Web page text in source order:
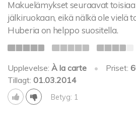
Makuelämykset seuraavat
jälkiruokaan, eikä nälkä ole vielä
Huberia on helppo suositella.
Upplevelse: À la carte • Priset:
Tillagt: 01.03.2014
Betyg: 1